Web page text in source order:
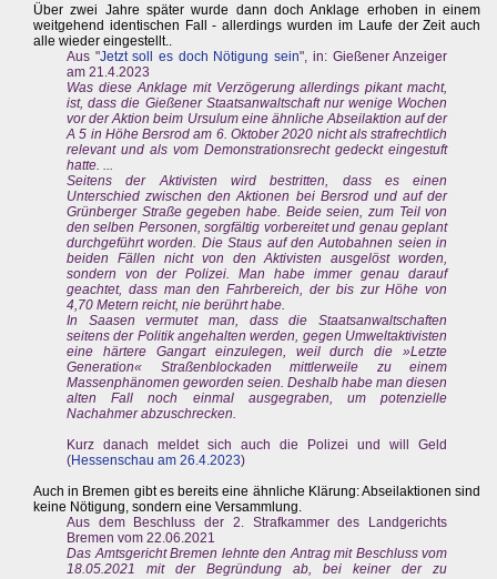
Über zwei Jahre später wurde dann doch Anklage erhoben in einem
weitgehend identischen Fall - allerdings wurden im Laufe der Zeit auch
alle wieder eingestellt..
Aus "Jetzt soll es doch Nötigung sein", in: Gießener Anzeiger
am 21.4.2023
Was diese Anklage mit Verzögerung allerdings pikant macht,
ist, dass die Gießener Staatsanwaltschaft nur wenige Wochen
vor der Aktion beim Ursulum eine ähnliche Abseilaktion auf der
A 5 in Höhe Bersrod am 6. Oktober 2020 nicht als strafrechtlich
relevant und als vom Demonstrationsrecht gedeckt eingestuft
hatte. ...
Seitens der Aktivisten wird bestritten, dass es einen
Unterschied zwischen den Aktionen bei Bersrod und auf der
Grünberger Straße gegeben habe. Beide seien, zum Teil von
den selben Personen, sorgfältig vorbereitet und genau geplant
durchgeführt worden. Die Staus auf den Autobahnen seien in
beiden Fällen nicht von den Aktivisten ausgelöst worden,
sondern von der Polizei. Man habe immer genau darauf
geachtet, dass man den Fahrbereich, der bis zur Höhe von
4,70 Metern reicht, nie berührt habe.
In Saasen vermutet man, dass die Staatsanwaltschaften
seitens der Politik angehalten werden, gegen Umweltaktivisten
eine härtere Gangart einzulegen, weil durch die »Letzte
Generation« Straßenblockaden mittlerweile zu einem
Massenphänomen geworden seien. Deshalb habe man diesen
alten Fall noch einmal ausgegraben, um potenzielle
Nachahmer abzuschrecken.
Kurz danach meldet sich auch die Polizei und will Geld
(Hessenschau am 26.4.2023)
Auch in Bremen gibt es bereits eine ähnliche Klärung: Abseilaktionen sind
keine Nötigung, sondern eine Versammlung.
Aus dem Beschluss der 2. Strafkammer des Landgerichts
Bremen vom 22.06.2021
Das Amtsgericht Bremen lehnte den Antrag mit Beschluss vom
18.05.2021 mit der Begründung ab, bei keiner der zu